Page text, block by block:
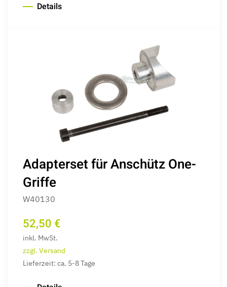
Details
Adapterset für Anschütz One-
Griffe
W40130
52,50 €
inkl. MwSt.
zzgl. Versand
Lieferzeit: ca. 5-8 Tage